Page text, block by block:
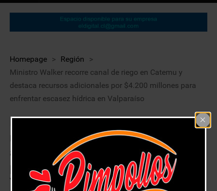
Homepage > Región
>
Ministro Walker recorre canal de riego en Catemu y
destaca recursos adicionales por $4.200 millones para
enfrentar escasez hídrica en Valparaíso
Ministro Walker recorre canal de
riego en Catemu y destaca recursos
adicionales por $4.200 millones
para enfrentar escasez hídrica en
Valparaíso